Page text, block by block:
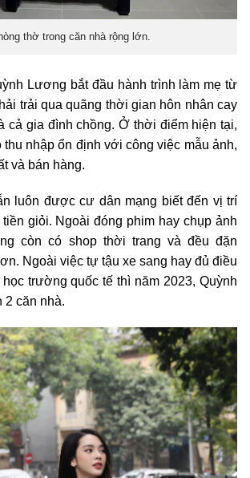
thờ trong căn nhà rộng lớn.
Lương bắt đầu hành trình làm mẹ từ
trải qua quãng thời gian hôn nhân cay
cả gia đình chồng. Ở thời điểm hiện tại,
nhập ổn định với công việc mẫu ảnh,
và bán hàng.
luôn được cư dân mạng biết đến vị trí
tiền giỏi. Ngoài đóng phim hay chụp ảnh
còn có shop thời trang và đều đặn
Ngoài việc tự tậu xe sang hay đủ điều
trường quốc tế thì năm 2023, Quỳnh
2 căn nhà.